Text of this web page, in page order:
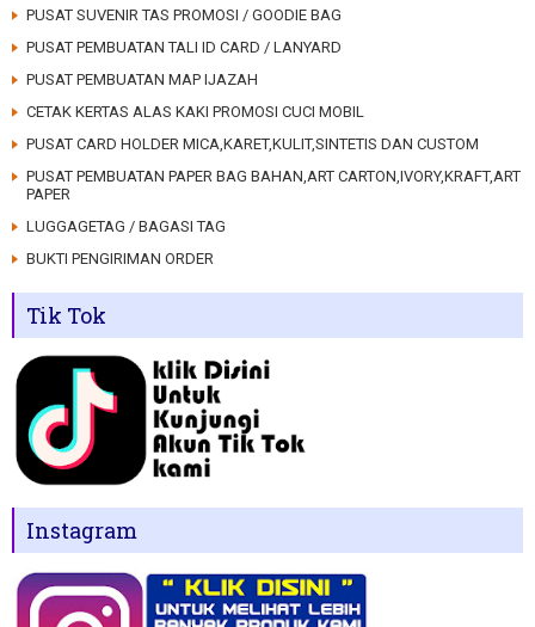
PUSAT SUVENIR TAS PROMOSI / GOODIE BAG
PUSAT PEMBUATAN TALI ID CARD / LANYARD
PUSAT PEMBUATAN MAP IJAZAH
CETAK KERTAS ALAS KAKI PROMOSI CUCI MOBIL
PUSAT CARD HOLDER MICA,KARET,KULIT,SINTETIS DAN CUSTOM
PUSAT PEMBUATAN PAPER BAG BAHAN,ART CARTON,IVORY,KRAFT,ART
PAPER
LUGGAGETAG / BAGASI TAG
BUKTI PENGIRIMAN ORDER
Tik Tok
Instagram